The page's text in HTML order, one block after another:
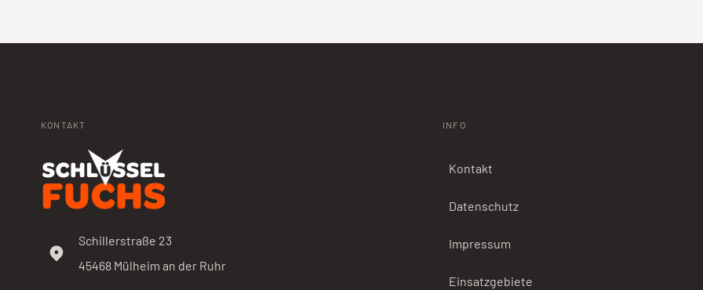
KONTAKT
Schillerstraße 23
45468 Mülheim an der Ruhr
INFO
Kontakt
Datenschutz
Impressum
Einsatzgebiete